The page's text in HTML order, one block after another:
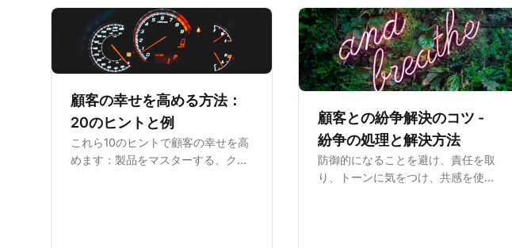
顧客の幸せを高める方法：
20のヒントと例
これら10のヒントで顧客の幸せを高
めます：製品をマスターする、クエ
顧客との紛争解決のコツ -
紛争の処理と解決方法
防御的になることを避け、責任を取
り、トーンに気をつけ、共感を使う